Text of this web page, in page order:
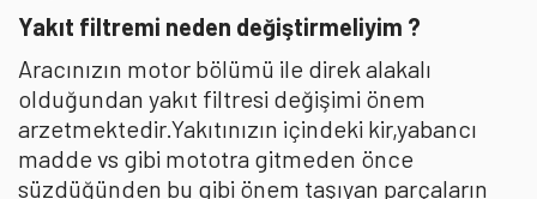
Yakıt filtremi neden değiştirmeliyim ?
Aracınızın motor bölümü ile direk alakalı
olduğundan yakıt filtresi değişimi önem
arzetmektedir.Yakıtınızın içindeki kir,yabancı
madde vs gibi mototra gitmeden önce
süzdüğünden bu gibi önem taşıyan parçaların